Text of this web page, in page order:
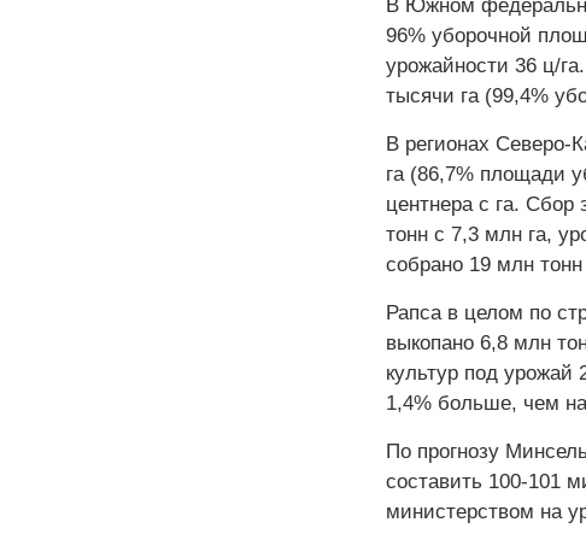
В Южном
96% уборочной
урожайности 36 ц/
тысячи га (99,4%
В регионах Северо-
га (86,7% площади
центнера с га.
тонн с 7,3 млн га,
собрано 19 млн
Рапса в целом по
выкопано 6,8 млн
культур под урожай
1,4% больше, чем
По прогнозу
составить 100-101
министерством на